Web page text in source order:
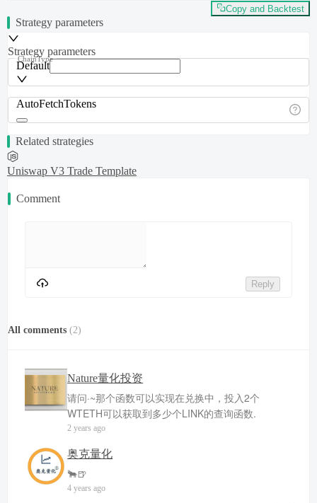
Copy and Backtest
Strategy parameters
Strategy parameters
Default
ChainType
AutoFetchTokens
Related strategies
Uniswap V3 Trade Template
Comment
Reply
All comments (2)
Nature量化投资
请问·~那个函数可以实现在兑换中，投入2个
WTETH可以获取到多少个LINK的查询函数.
2 years ago
奥克量化
🐂🍺
4 years ago